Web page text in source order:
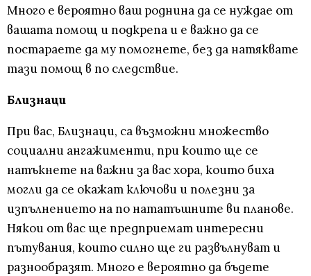
Много е вероятно ваш роднина да се нуждае от
вашата помощ и подкрепа и е важно да се
постараете да му помогнете, без да натяквате
тази помощ в по следствие.
Близнаци
При вас, Близнаци, са възможни множество
социални ангажименти, при които ще се
натъкнете на важни за вас хора, които биха
могли да се окажат ключови и полезни за
изпълнението на по нататъшните ви планове.
Някои от вас ще предприемат интересни
пътувания, които силно ще ги развълнуват и
разнообразят. Много е вероятно да бъдете